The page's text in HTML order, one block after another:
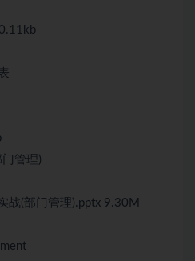
管理)
战(部门管理).pptx 9.30M